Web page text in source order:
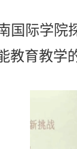
国际学院
教育教学